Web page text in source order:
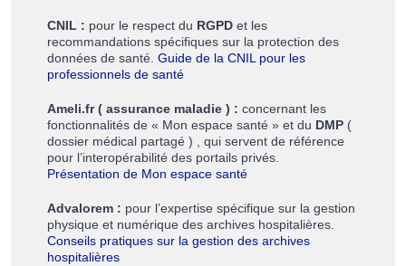
CNIL : pour le respect du RGPD et les
recommandations spécifiques sur la protection des
données de santé. Guide de la CNIL pour les
professionnels de santé
Ameli.fr ( assurance maladie ) : concernant les
fonctionnalités de « Mon espace santé » et du DMP (
dossier médical partagé ) , qui servent de référence
pour l’interopérabilité des portails privés.
Présentation de Mon espace santé
Advalorem : pour l’expertise spécifique sur la gestion
physique et numérique des archives hospitalières.
Conseils pratiques sur la gestion des archives
hospitalières